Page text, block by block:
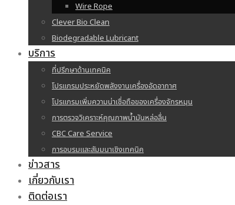
Wire Rope
Clever Bio Clean
Biodegradable Lubricant
บริการ
ที่ปรึกษาด้านเทคนิค
โปรแกรมประหยัดพลังงานเครื่องอัดอากาศ
โปรแกรมเพิ่มความน่าเชื่อถือของเครื่องจักรหมุน
การตรวจวิเคราะห์คุณภาพน้ำมันหล่อลื่น
CBC Care Service
การอบรมและสัมมนาเชิงเทคนิค
ข่าวสาร
เกี่ยวกับเรา
ติดต่อเรา